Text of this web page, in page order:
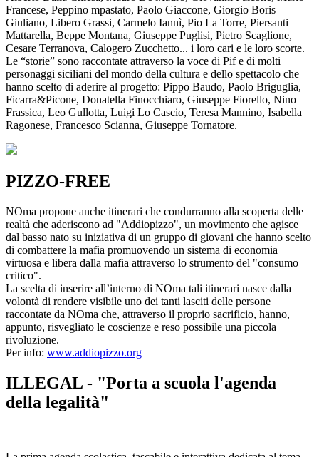
Francese, Peppino mpastato, Paolo Giaccone, Giorgio Boris
Giuliano, Libero Grassi, Carmelo Iannì, Pio La Torre, Piersanti
Mattarella, Beppe Montana, Giuseppe Puglisi, Pietro Scaglione,
Cesare Terranova, Calogero Zucchetto... i loro cari e le loro scorte.
Le “storie” sono raccontate attraverso la voce di Pif e di molti
personaggi siciliani del mondo della cultura e dello spettacolo che
hanno scelto di aderire al progetto: Pippo Baudo, Paolo Briguglia,
Ficarra&Picone, Donatella Finocchiaro, Giuseppe Fiorello, Nino
Frassica, Leo Gullotta, Luigi Lo Cascio, Teresa Mannino, Isabella
Ragonese, Francesco Scianna, Giuseppe Tornatore.
PIZZO-FREE
NOma propone anche itinerari che condurranno alla scoperta delle
realtà che aderiscono ad "Addiopizzo", un movimento che agisce
dal basso nato su iniziativa di un gruppo di giovani che hanno scelto
di combattere la mafia promuovendo un sistema di economia
virtuosa e libera dalla mafia attraverso lo strumento del "consumo
critico".
La scelta di inserire all’interno di NOma tali itinerari nasce dalla
volontà di rendere visibile uno dei tanti lasciti delle persone
raccontate da NOma che, attraverso il proprio sacrificio, hanno,
appunto, risvegliato le coscienze e reso possibile una piccola
rivoluzione.
Per info: www.addiopizzo.org
ILLEGAL - "Porta a scuola l'agenda
della legalità"